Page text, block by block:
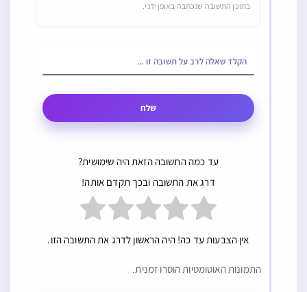
בתוכן התשובה שנכתבה באופן ידני.
שלח
עד כמה התשובה הזאת היה שימושית?
דרג את התשובה ובכך תקדם אותה!
אין הצבעות עד כה! היה הראשון לדרג את התשובה הזו.
התמונות האוטומטיות הוסרו זמנית.